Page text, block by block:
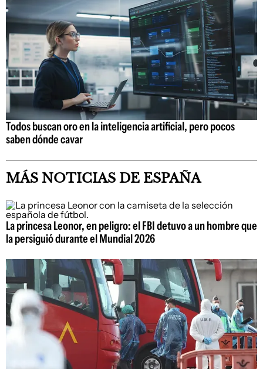
Todos buscan oro en la inteligencia artificial, pero pocos
saben dónde cavar
MÁS NOTICIAS DE ESPAÑA
La princesa Leonor, en peligro: el FBI detuvo a un hombre que
la persiguió durante el Mundial 2026